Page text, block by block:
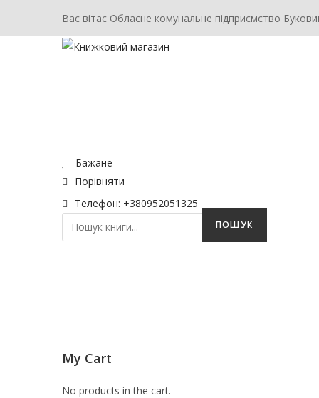
Вас вітає Обласне комунальне підприємство
Бажане
Порівняти
Телефон: +380952051325
ПОШУК
My Cart
No products in the cart.